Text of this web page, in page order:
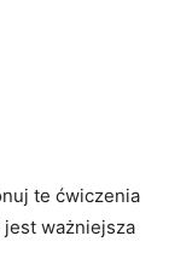
te ćwiczenia
jest ważniejsza